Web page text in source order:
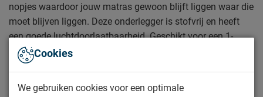
nopjes waardoor jouw matras gewoon blijft liggen waar die
moet blijven liggen. Deze onderlegger is stofvrij en heeft
een goede luchtdoorlaatbaarheid. Geschikt voor een 1-
persoons boxspring. Bij een 2-persoons boxspring heb je
dus twee van deze matrasonderleggers nodig.
Deze antislip blinkt uit in
Cookies
We gebruiken cookies voor een optimale